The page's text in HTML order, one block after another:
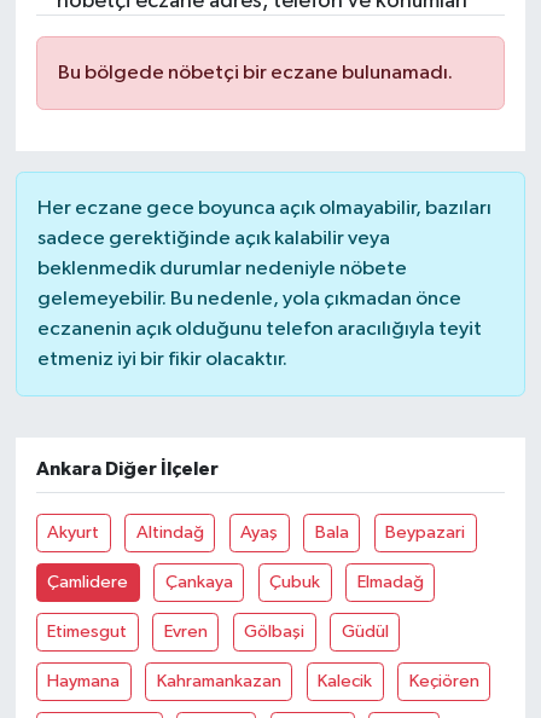
Bu bölgede nöbetçi bir eczane bulunamadı.
Her eczane gece boyunca açık olmayabilir, bazıları
sadece gerektiğinde açık kalabilir veya
beklenmedik durumlar nedeniyle nöbete
gelemeyebilir. Bu nedenle, yola çıkmadan önce
eczanenin açık olduğunu telefon aracılığıyla teyit
etmeniz iyi bir fikir olacaktır.
Ankara Diğer İlçeler
Akyurt Altindağ Ayaş Bala Beypazari
Çamlidere Çankaya Çubuk Elmadağ
Etimesgut Evren Gölbaşi Güdül
Haymana Kahramankazan Kalecik Keçiören
Resmi İlanlar